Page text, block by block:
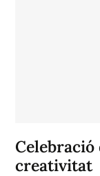
Celebració
creativitat